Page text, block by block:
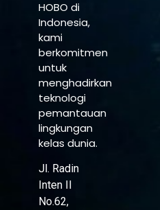
HOBO di
Indonesia,
kami
berkomitmen
untuk
menghadirkan
teknologi
pemantauan
lingkungan
kelas dunia.
Jl. Radin
Inten II
No.62,